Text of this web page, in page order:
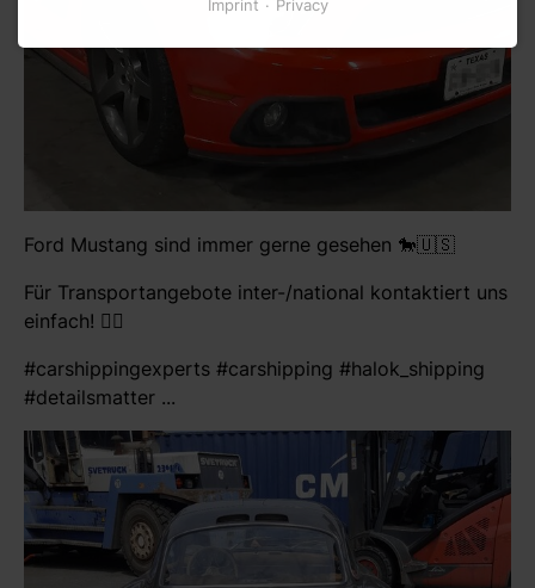
Ford Mustang sind immer gerne gesehen 🐎🇺🇸
Für Transportangebote inter-/national kontaktiert uns
einfach! 👍🏻
#carshippingexperts #carshipping #halok_shipping
#detailsmatter ...
Imprint Privacy